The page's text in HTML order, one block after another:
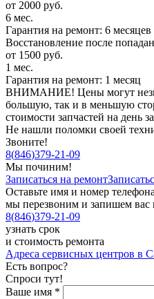
от 2000 руб.
6 мес.
Гарантия на ремонт: 6 месяцев
Восстановление после
от 1500 руб.
1 мес.
Гарантия на ремонт: 1 месяц
ВНИМАНИЕ! Цены могут
большую, так и в меньшую
стоимости запчастей на день
Не нашли поломки своей
Звоните!
8(846)379-21-09
Мы починим!
Записаться на ремонт
Оставьте имя и номер телефона
мы перезвоним и запишем вас
8(846)379-21-09
узнать срок
и стоимость ремонта
Адреса сервисных центров в
Есть вопрос?
Спроси тут!
Ваше имя *